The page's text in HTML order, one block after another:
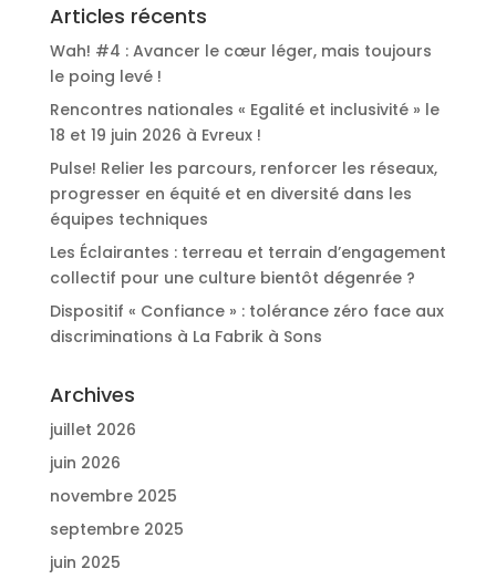
Articles récents
Wah! #4 : Avancer le cœur léger, mais toujours
le poing levé !
Rencontres nationales « Egalité et inclusivité » le
18 et 19 juin 2026 à Evreux !
Pulse! Relier les parcours, renforcer les réseaux,
progresser en équité et en diversité dans les
équipes techniques
Les Éclairantes : terreau et terrain d’engagement
collectif pour une culture bientôt dégenrée ?
Dispositif « Confiance » : tolérance zéro face aux
discriminations à La Fabrik à Sons
Archives
juillet 2026
juin 2026
novembre 2025
septembre 2025
juin 2025